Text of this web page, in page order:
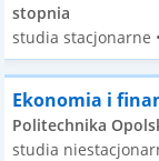
stopnia
studia stacjonarne
Ekonomia i
Politechnika
studia